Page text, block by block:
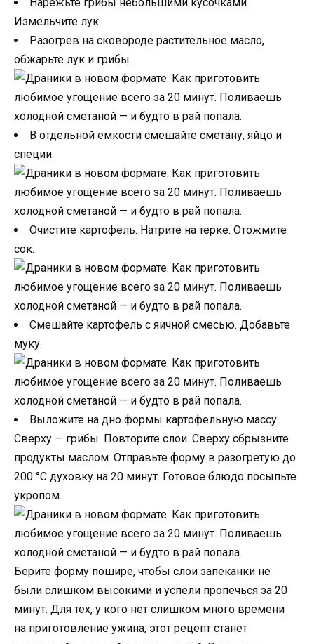
Измельчите лук.
Разогрев на сковороде растительное масло,
обжарьте лук и грибы.
В отдельной емкости смешайте сметану, яйцо и
специи.
Очистите картофель. Натрите на терке. Отожмите
сок.
Смешайте картофель с яичной смесью. Добавьте
муку.
Выложите на дно формы картофельную массу.
Сверху — грибы. Повторите слои. Сверху сбрызните
продукты маслом. Отправьте форму в разогретую до
200 °С духовку на 20 минут. Готовое блюдо посыпьте
укропом.
Берите форму пошире, чтобы слои запеканки не
были слишком высокими и успели пропечься за 20
минут. Для тех, у кого нет слишком много времени
на приготовление ужина, этот рецепт станет